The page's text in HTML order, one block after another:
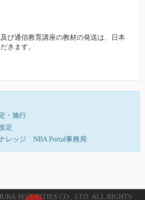
び通信教育講座の教材の発送は、日本
きます。
・施行
定
レッジ NBA Portal事務局
SECURITIES CO., LTD. ALL RIGHTS